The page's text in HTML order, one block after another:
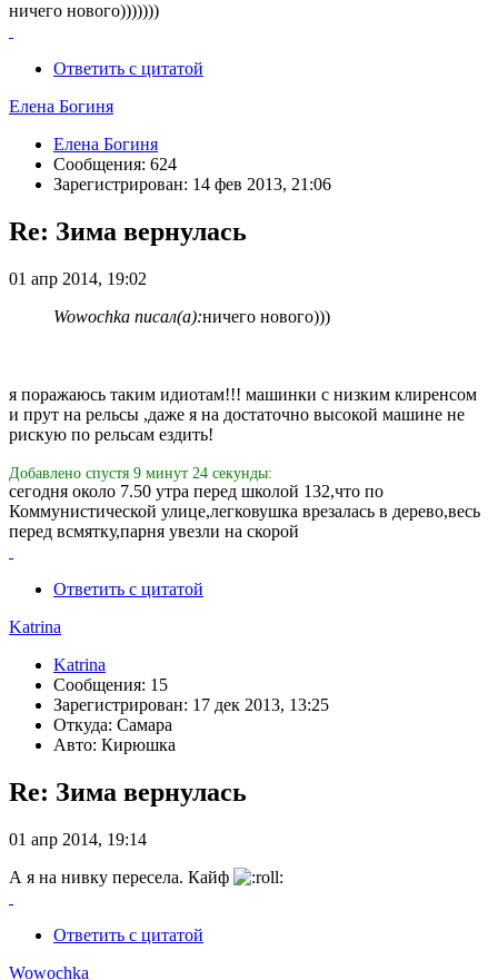
ничего нового)))))))
Ответить с цитатой
Елена Богиня
Елена Богиня
Сообщения: 624
Зарегистрирован: 14 фев 2013, 21:06
Re: Зима вернулась
01 апр 2014, 19:02
Wowochka писал(а):ничего нового)))
я поражаюсь таким идиотам!!! машинки с низким клиренсом
и прут на рельсы ,даже я на достаточно высокой машине не
рискую по рельсам ездить!
Добавлено спустя 9 минут 24 секунды:
сегодня около 7.50 утра перед школой 132,что по
Коммунистической улице,легковушка врезалась в дерево,весь
перед всмятку,парня увезли на скорой
Ответить с цитатой
Katrina
Katrina
Сообщения: 15
Зарегистрирован: 17 дек 2013, 13:25
Откуда: Самара
Авто: Кирюшка
Re: Зима вернулась
01 апр 2014, 19:14
А я на нивку пересела. Кайф
Ответить с цитатой
Wowochka